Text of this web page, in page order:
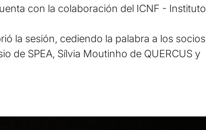
con la colaboración del ICNF - Instituto
la sesión, cediendo la palabra a los socios
de SPEA, Sílvia Moutinho de QUERCUS y